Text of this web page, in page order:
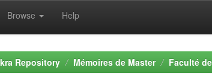
Browse Help
Repository Mémoires de Master Faculté